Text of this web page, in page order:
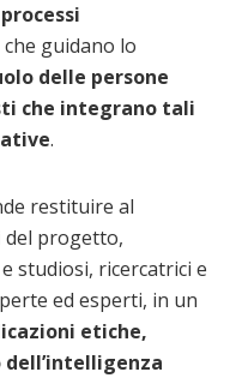
guidano lo
delle persone
che integrano tali
.
restituire al
del progetto,
studiosi, ricercatrici e
ed esperti, in un
etiche,